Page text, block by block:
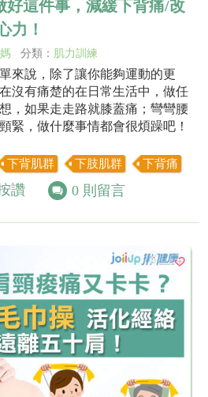
好這件事，減緩下背痛/改
力！
分類： 肌力訓練
來說，除了讓你能夠運動的更
沒有痛楚的在日常生活中，做任
，如果走走路就膝蓋痛；彎彎腰
緊，做什麼事情都會很煩躁吧！
下背肌群 下肢肌群 下背痛
讚 0 則留言